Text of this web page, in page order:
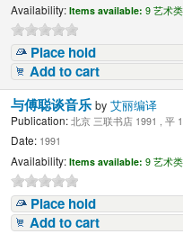
Availability: Items available: 9 艺术
Place hold
Add to cart
与傅聪谈音乐by艾丽编译
Publication: 北京 三联书店 1991 , 平
Date: 1991
Availability: Items available: 9 艺术
Place hold
Add to cart